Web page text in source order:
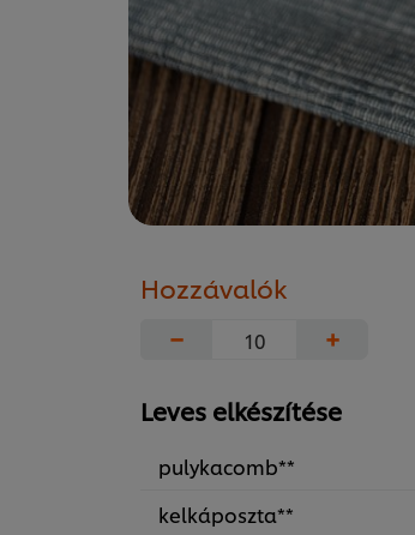
Hozzávalók
−
+
Leves elkészítése
pulykacomb**
kelkáposzta**